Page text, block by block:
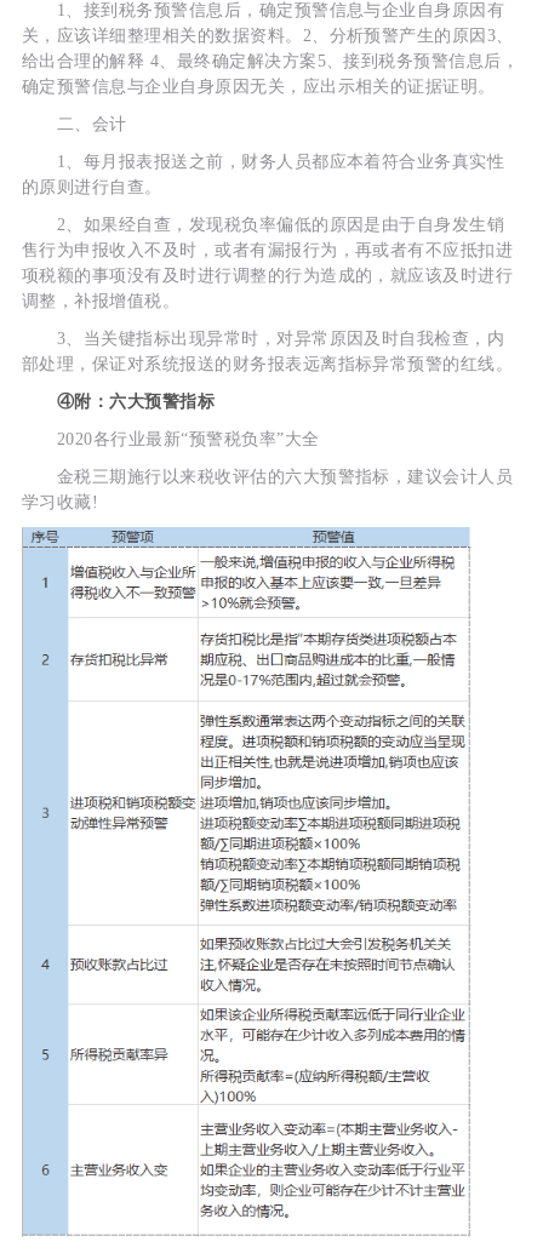
1、接到税务预警信息后，确定预警信息与企业自身原因有
关，应该详细整理相关的数据资料。2、分析预警产生的原因3、
给出合理的解释 4、最终确定解决方案5、接到税务预警信息后，
确定预警信息与企业自身原因无关，应出示相关的证据证明。
二、会计
1、每月报表报送之前，财务人员都应本着符合业务真实性
的原则进行自查。
2、如果经自查，发现税负率偏低的原因是由于自身发生销
售行为申报收入不及时，或者有漏报行为，再或者有不应抵扣进
项税额的事项没有及时进行调整的行为造成的，就应该及时进行
调整，补报增值税。
3、当关键指标出现异常时，对异常原因及时自我检查，内
部处理，保证对系统报送的财务报表远离指标异常预警的红线。
④附：六大预警指标
2020各行业最新“预警税负率”大全
金税三期施行以来税收评估的六大预警指标，建议会计人员
学习收藏!